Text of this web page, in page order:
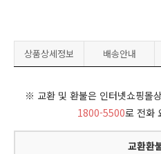
상품상세정보 배송안내
※ 교환 및 환불은 인터넷쇼핑몰
1800-5500로 전화
교환환